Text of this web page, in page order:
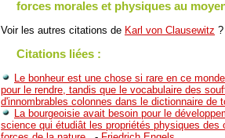
forces morales et physiques au
Voir les autres citations de Karl von Clausewitz ?
Citations liées :
Le bonheur est une chose si rare en ce
pour le rendre, tandis que le vocabulaire des
d'innombrables colonnes dans le dictionnaire de
La bourgeoisie avait besoin pour le
science qui étudiât les propriétés physiques